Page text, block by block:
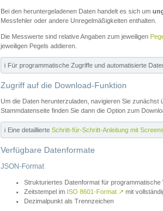
Bei den heruntergeladenen Daten handelt es sich um
Messfehler oder andere Unregelmäßigkeiten enthalten.
Die Messwerte sind relative Angaben zum jeweiligen
jeweiligen Pegels addieren.
ℹ️ Für programmatische Zugriffe und automatisierte
Zugriff auf die Download-Funktion
Um die Daten herunterzuladen, navigieren Sie zunächst
Stammdatenseite finden Sie dann die Option zum
ℹ️ Eine detaillierte Schritt-für-Schritt-Anleitung mit
Verfügbare Datenformate
JSON-Format
Strukturiertes Datenformat für programmatische
Zeitstempel im ISO 8601-Format ↗ mit
Dezimalpunkt als Trennzeichen